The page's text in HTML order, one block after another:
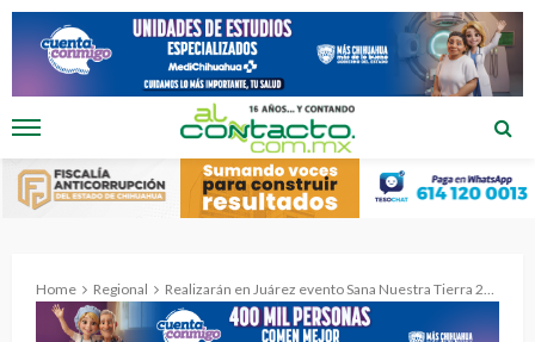
Home Regional Realizarán en Juárez evento Sana Nuestra Tierra 2025